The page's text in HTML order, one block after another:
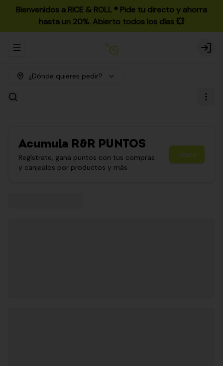
Bienvenidos a RICE & ROLL ®️ Pide tu directo y ahorra
hasta un 20%. Abierto todos los días 💥
Abrir menu de navegación Login
¿Dónde quieres pedir?
Acumula R&R PUNTOS
Regístrate, gana puntos con tus compras
y canjealos por productos y más
Únete